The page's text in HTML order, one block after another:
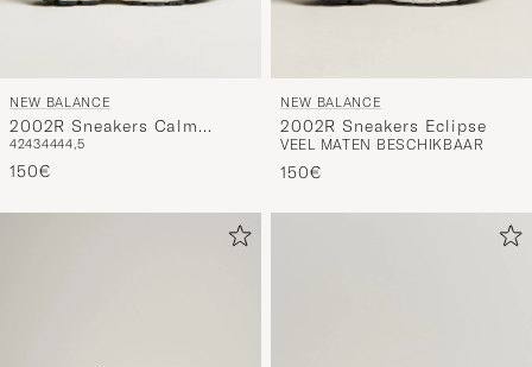
NEW BALANCE
2002R Sneakers Calm
Taupe
42434444,5
150€
NEW BALANCE
2002R Sneakers Eclipse
VEEL MATEN BESCHIKBAAR
150€